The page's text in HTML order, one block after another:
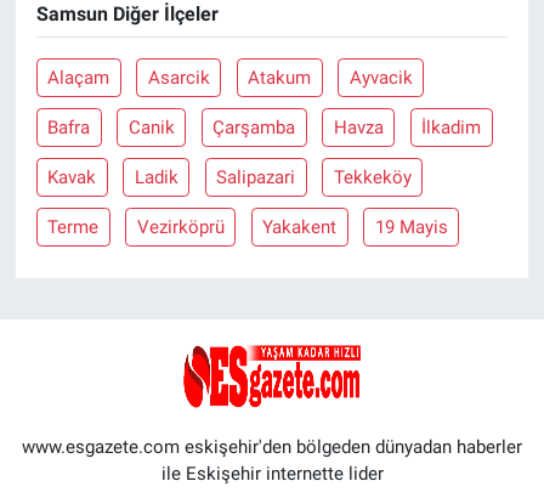
Samsun Diğer İlçeler
Alaçam Asarcik Atakum Ayvacik
Bafra Canik Çarşamba Havza İlkadim
Kavak Ladik Salipazari Tekkeköy
Terme Vezirköprü Yakakent 19 Mayis
www.esgazete.com eskişehir'den bölgeden dünyadan haberler
ile Eskişehir internette lider